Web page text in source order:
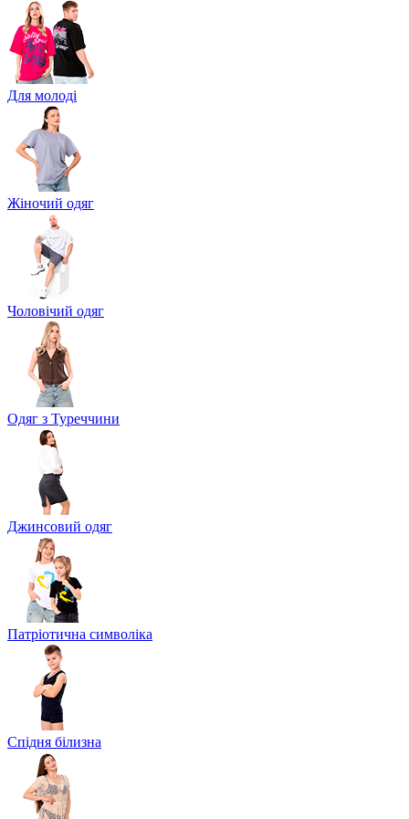
Для молоді
Жіночий одяг
Чоловічий одяг
Одяг з Туреччини
Джинсовий одяг
Патріотична символіка
Спідня білизна